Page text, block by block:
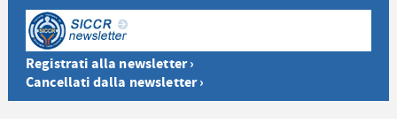
Registrati alla newsletter ›
Cancellati dalla newsletter ›